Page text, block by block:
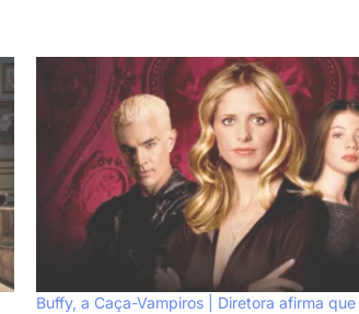
Buffy, a Caça-Vampiros | Diretora afirma que